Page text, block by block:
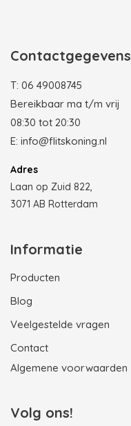
Contactgegevens
T: 06 49008745
Bereikbaar ma t/m vrij
08:30 tot 20:30
E: info@flitskoning.nl
Adres
Laan op Zuid 822,
3071 AB Rotterdam
Informatie
Producten
Blog
Veelgestelde vragen
Contact
Algemene voorwaarden
Volg ons!